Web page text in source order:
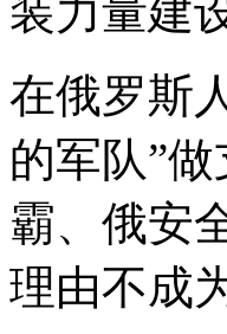
装力量建
在俄罗斯
的军队”
霸、俄安
理由不成